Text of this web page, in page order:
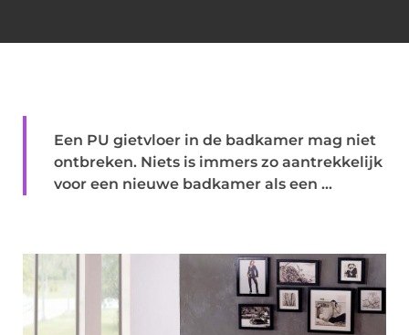
Een PU gietvloer in de badkamer mag niet
ontbreken. Niets is immers zo aantrekkelijk
voor een nieuwe badkamer als een ...